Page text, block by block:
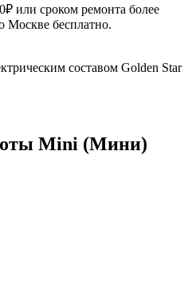
или сроком ремонта более
Москве бесплатно.
составом Golden Star
Mini (Мини)